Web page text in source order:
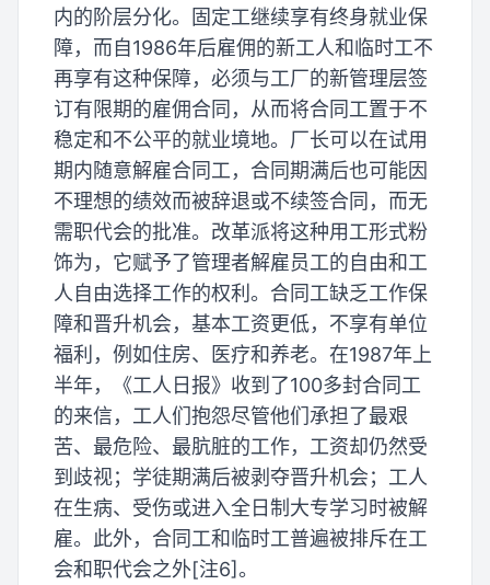
内的阶层分化。固定工继续享有终身就业保
障，而自1986年后雇佣的新工人和临时工不
再享有这种保障，必须与工厂的新管理层签
订有限期的雇佣合同，从而将合同工置于不
稳定和不公平的就业境地。厂长可以在试用
期内随意解雇合同工，合同期满后也可能因
不理想的绩效而被辞退或不续签合同，而无
需职代会的批准。改革派将这种用工形式粉
饰为，它赋予了管理者解雇员工的自由和工
人自由选择工作的权利。合同工缺乏工作保
障和晋升机会，基本工资更低，不享有单位
福利，例如住房、医疗和养老。在1987年上
半年，《工人日报》收到了100多封合同工
的来信，工人们抱怨尽管他们承担了最艰
苦、最危险、最肮脏的工作，工资却仍然受
到歧视；学徒期满后被剥夺晋升机会；工人
在生病、受伤或进入全日制大专学习时被解
雇。此外，合同工和临时工普遍被排斥在工
会和职代会之外[注6]。